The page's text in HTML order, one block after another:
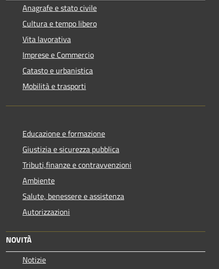
Anagrafe e stato civile
Cultura e tempo libero
Vita lavorativa
Imprese e Commercio
Catasto e urbanistica
Mobilità e trasporti
Educazione e formazione
Giustizia e sicurezza pubblica
Tributi,finanze e contravvenzioni
Ambiente
Salute, benessere e assistenza
Autorizzazioni
NOVITÀ
Notizie